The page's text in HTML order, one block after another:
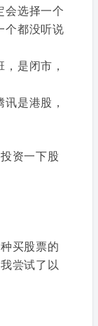
会选择一个
个都没听说
是闭市，
是港股，
资一下股
买股票的
尝试了以